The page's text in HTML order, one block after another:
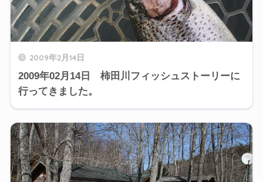
2009年2月14日
2009年02月14日 柿田川フィッシュストーリーに
行ってきました。